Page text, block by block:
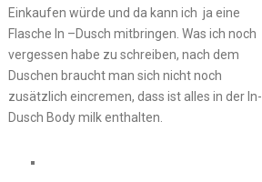
Einkaufen würde und da kann ich ja eine
Flasche In –Dusch mitbringen. Was ich noch
vergessen habe zu schreiben, nach dem
Duschen braucht man sich nicht noch
zusätzlich eincremen, dass ist alles in der In-
Dusch Body milk enthalten.